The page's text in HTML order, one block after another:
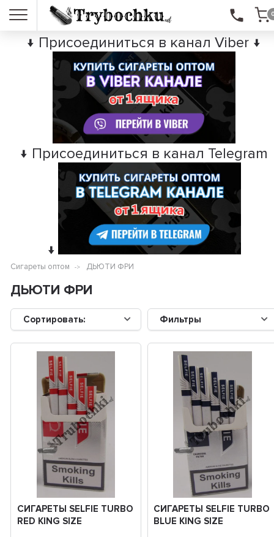
↓ Присоединиться в канал Viber ↓
↓ Присоединиться в канал Telegram
↓
Сигареты оптом ДЬЮТИ ФРИ
ДЬЮТИ ФРИ
Сортировать: Фильтры
СИГАРЕТЫ SELFIE TURBO
RED KING SIZE
СИГАРЕТЫ SELFIE TURBO
BLUE KING SIZE